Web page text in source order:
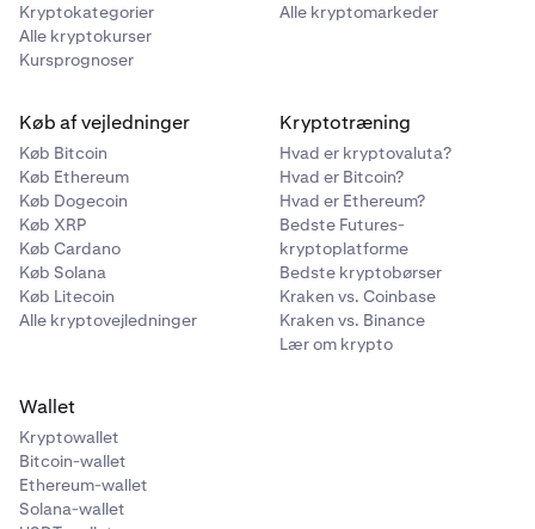
Kryptokategorier
Alle kryptokurser
Kursprognoser
Alle kryptomarkeder
Køb af vejledninger
Køb Bitcoin
Køb Ethereum
Køb Dogecoin
Køb XRP
Køb Cardano
Køb Solana
Køb Litecoin
Alle kryptovejledninger
Kryptotræning
Hvad er kryptovaluta?
Hvad er Bitcoin?
Hvad er Ethereum?
Bedste Futures-
kryptoplatforme
Bedste kryptobørser
Kraken vs. Coinbase
Kraken vs. Binance
Lær om krypto
Wallet
Kryptowallet
Bitcoin-wallet
Ethereum-wallet
Solana-wallet